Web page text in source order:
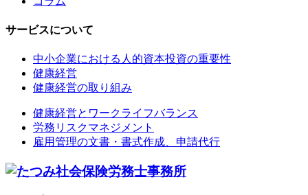
サービスについて
中小企業における人的資本投資の重要性
健康経営
健康経営の取り組み
健康経営とワークライフバランス
労務リスクマネジメント
雇用管理の文書・書式作成、申請代行